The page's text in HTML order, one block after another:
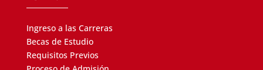
Ingreso a las Carreras
Becas de Estudio
Requisitos Previos